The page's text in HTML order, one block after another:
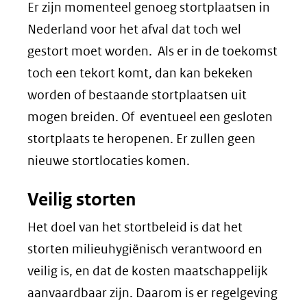
Er zijn momenteel genoeg stortplaatsen in
Nederland voor het afval dat toch wel
gestort moet worden. Als er in de toekomst
toch een tekort komt, dan kan bekeken
worden of bestaande stortplaatsen uit
mogen breiden. Of eventueel een gesloten
stortplaats te heropenen. Er zullen geen
nieuwe stortlocaties komen.
Veilig storten
Het doel van het stortbeleid is dat het
storten milieuhygiënisch verantwoord en
veilig is, en dat de kosten maatschappelijk
aanvaardbaar zijn. Daarom is er regelgeving